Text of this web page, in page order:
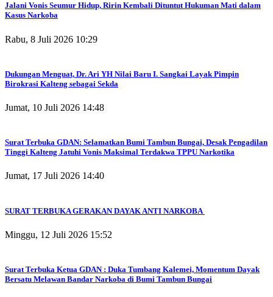
Jalani Vonis Seumur Hidup, Ririn Kembali Dituntut Hukuman Mati dalam
Kasus Narkoba
Rabu, 8 Juli 2026 10:29
Dukungan Menguat, Dr. Ari YH Nilai Baru I. Sangkai Layak Pimpin
Birokrasi Kalteng sebagai Sekda
Jumat, 10 Juli 2026 14:48
Surat Terbuka GDAN: Selamatkan Bumi Tambun Bungai, Desak Pengadilan
Tinggi Kalteng Jatuhi Vonis Maksimal Terdakwa TPPU Narkotika
Jumat, 17 Juli 2026 14:40
SURAT TERBUKA GERAKAN DAYAK ANTI NARKOBA
Minggu, 12 Juli 2026 15:52
Surat Terbuka Ketua GDAN : Duka Tumbang Kalemei, Momentum Dayak
Bersatu Melawan Bandar Narkoba di Bumi Tambun Bungai